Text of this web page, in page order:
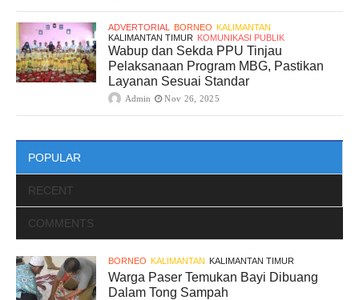
ADVERTORIAL BORNEO KALIMANTAN
KALIMANTAN TIMUR KOMUNIKASI PUBLIK
Wabup dan Sekda PPU Tinjau
Pelaksanaan Program MBG, Pastikan
Layanan Sesuai Standar
Admin Nov 26, 2025
POPULAR
RECENT
COMMENTS
BORNEO KALIMANTAN KALIMANTAN TIMUR
Warga Paser Temukan Bayi Dibuang
Dalam Tong Sampah